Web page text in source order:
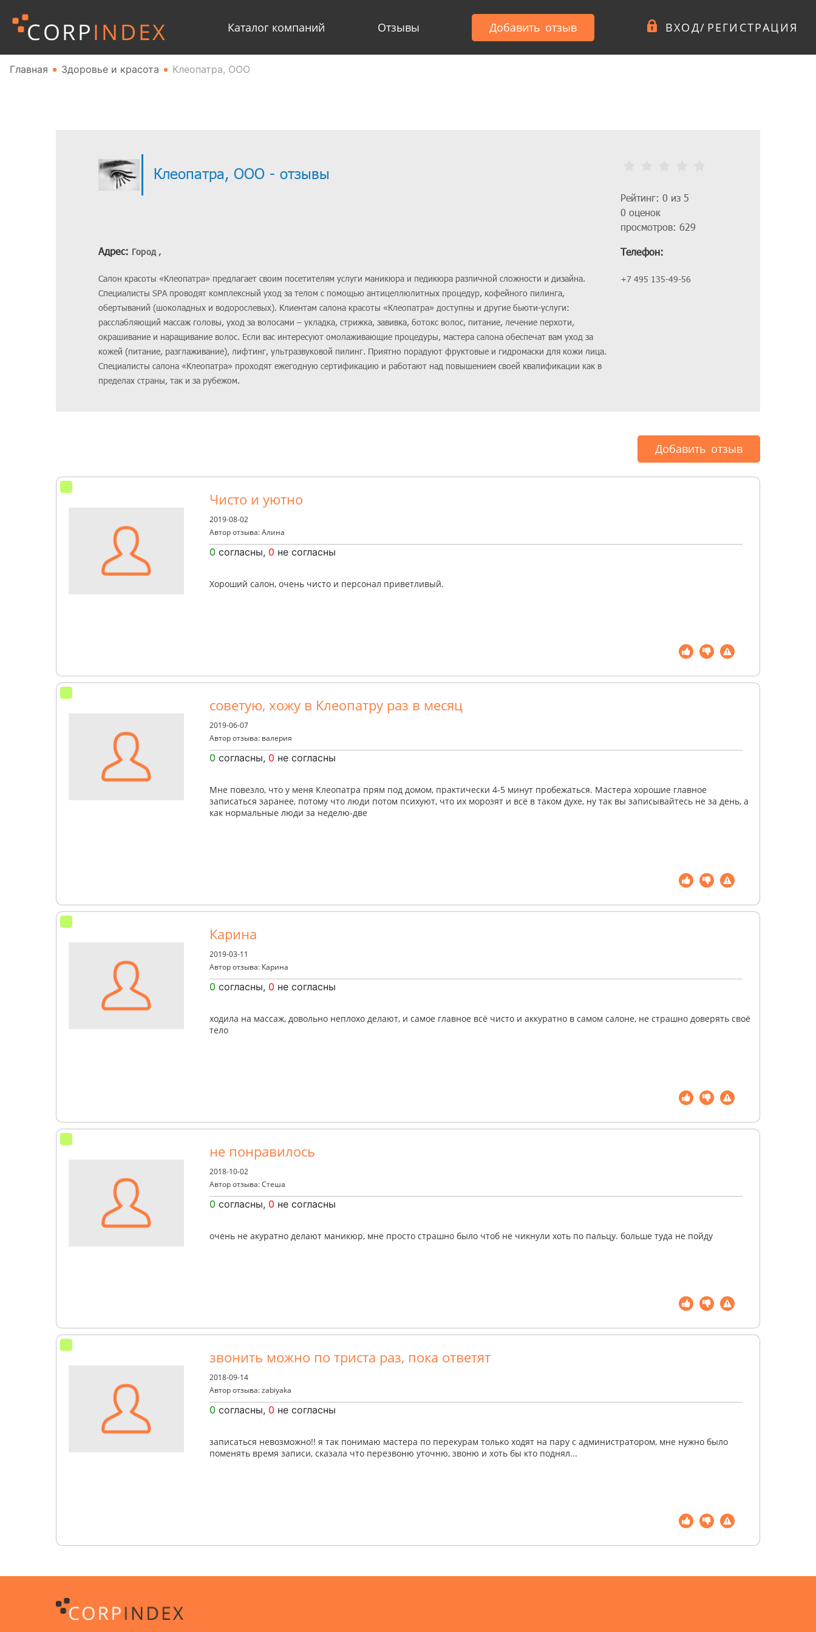
Каталог компаний Отзывы Добавить отзыв ВХОД/ РЕГИСТРАЦИЯ
Главная Здоровье и красота Клеопатра, ООО
Клеопатра, ООО - отзывы
Адрес: Город ,
Салон красоты «Клеопатра» предлагает своим посетителям услуги маникюра и педикюра различной сложности и дизайна.
Специалисты SPA проводят комплексный уход за телом с помощью антицеллюлитных процедур, кофейного пилинга,
обертываний (шоколадных и водорослевых). Клиентам салона красоты «Клеопатра» доступны и другие бьюти-услуги:
расслабляющий массаж головы, уход за волосами – укладка, стрижка, завивка, ботокс волос, питание, лечение перхоти,
окрашивание и наращивание волос. Если вас интересуют омолаживающие процедуры, мастера салона обеспечат вам уход за
кожей (питание, разглаживание), лифтинг, ультразвуковой пилинг. Приятно порадуют фруктовые и гидромаски для кожи лица.
Специалисты салона «Клеопатра» проходят ежегодную сертификацию и работают над повышением своей квалификации как в
пределах страны, так и за рубежом.
Рейтинг: 0 из 5
0 оценок
просмотров: 629
Телефон:
+7 495 135-49-56
Добавить отзыв
Чисто и уютно
2019-08-02
Автор отзыва: Алина
0 согласны, 0 не согласны
Хороший салон, очень чисто и персонал приветливый.
советую, хожу в Клеопатру раз в месяц
2019-06-07
Автор отзыва: валерия
0 согласны, 0 не согласны
Мне повезло, что у меня Клеопатра прям под домом, практически 4-5 минут пробежаться. Мастера хорошие главное
записаться заранее, потому что люди потом психуют, что их морозят и всё в таком духе, ну так вы записывайтесь не за день, а
как нормальные люди за неделю-две
Карина
2019-03-11
Автор отзыва: Карина
0 согласны, 0 не согласны
ходила на массаж, довольно неплохо делают, и самое главное всё чисто и аккуратно в самом салоне, не страшно доверять своё
тело
не понравилось
2018-10-02
Автор отзыва: Стеша
0 согласны, 0 не согласны
очень не акуратно делают маникюр, мне просто страшно было чтоб не чикнули хоть по пальцу. больше туда не пойду
звонить можно по триста раз, пока ответят
2018-09-14
Автор отзыва: zabiyaka
0 согласны, 0 не согласны
записаться невозможно!! я так понимаю мастера по перекурам только ходят на пару с администратором, мне нужно было
поменять время записи, сказала что перезвоню уточню, звоню и хоть бы кто поднял...